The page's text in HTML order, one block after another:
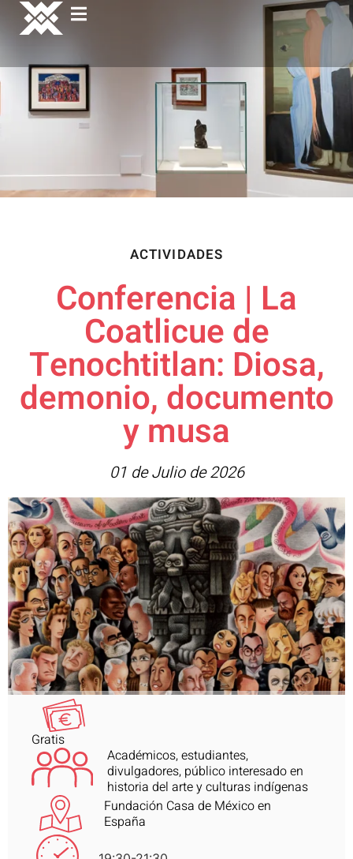
ACTIVIDADES
Conferencia | La
Coatlicue de
Tenochtitlan: Diosa,
demonio, documento
y musa
01 de Julio de 2026
Gratis
Académicos, estudiantes,
divulgadores, público interesado en
historia del arte y culturas indígenas
Fundación Casa de México en
España